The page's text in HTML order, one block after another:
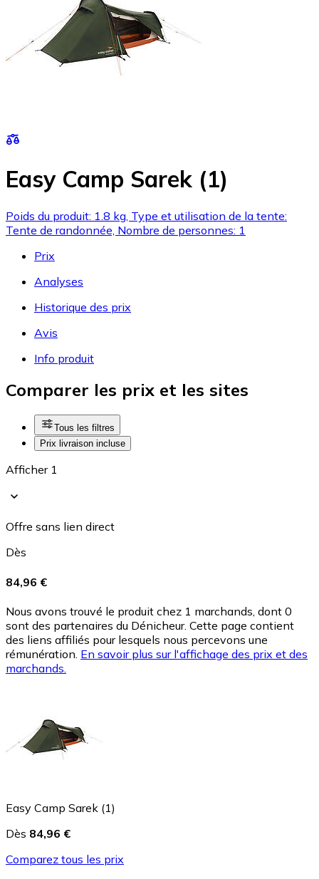
Easy Camp Sarek (1)
Poids du produit: 1.8 kg, Type et utilisation de la tente:
Tente de randonnée, Nombre de personnes: 1
Prix
Analyses
Historique des prix
Avis
Info produit
Comparer les prix et les sites
Tous les filtres
Prix livraison incluse
Afficher 1
Offre sans lien direct
Dès
84,96 €
Nous avons trouvé le produit chez 1 marchands, dont 0
sont des partenaires du Dénicheur. Cette page contient
des liens affiliés pour lesquels nous percevons une
rémunération. En savoir plus sur l'affichage des prix et des
marchands.
Easy Camp Sarek (1)
Dès 84,96 €
Comparez tous les prix